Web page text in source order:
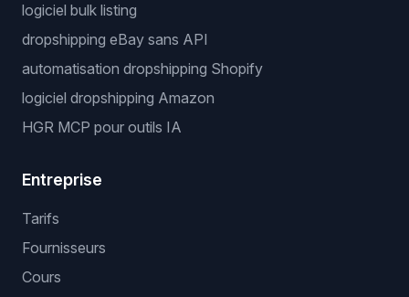
logiciel bulk listing
dropshipping eBay sans API
automatisation dropshipping Shopify
logiciel dropshipping Amazon
HGR MCP pour outils IA
Entreprise
Tarifs
Fournisseurs
Cours